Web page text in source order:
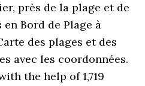
près de la plage et de
Bord de Plage à
des plages et des
avec les coordonnées.
the help of 1,719